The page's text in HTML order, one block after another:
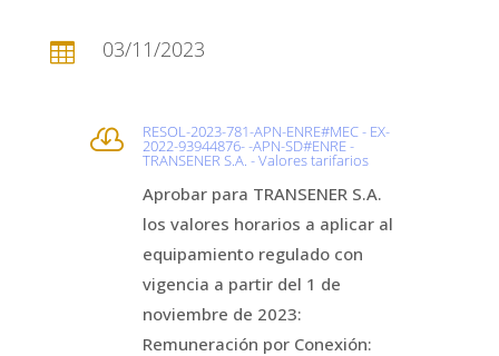
 03/11/2023
 RESOL-2023-781-APN-ENRE#MEC - EX-
2022-93944876- -APN-SD#ENRE -
TRANSENER S.A. - Valores tarifarios
Aprobar para TRANSENER S.A.
los valores horarios a aplicar al
equipamiento regulado con
vigencia a partir del 1 de
noviembre de 2023:
Remuneración por Conexión: